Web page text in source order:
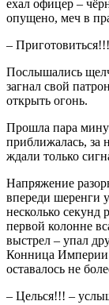
ехал офицер –
опущено, меч в
–
Послышались
загнал свой
открыть огонь.
Прошла пара
приближалась, за
ждали только
Напряжение
впереди шеренги
несколько секунд
первой колонне
выстрел – упал
Конница Империи
оставалось не
– Целься!!! –